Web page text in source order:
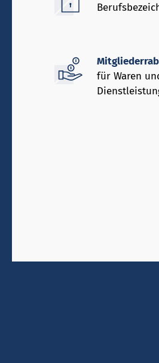
für Waren